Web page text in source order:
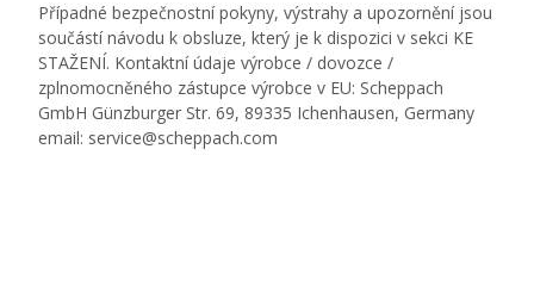
Případné bezpečnostní pokyny, výstrahy a upozornění jsou
součástí návodu k obsluze, který je k dispozici v sekci KE
STAŽENÍ. Kontaktní údaje výrobce / dovozce /
zplnomocněného zástupce výrobce v EU: Scheppach
GmbH Günzburger Str. 69, 89335 Ichenhausen, Germany
email: service@scheppach.com